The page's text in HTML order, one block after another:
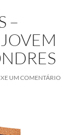
–
UM COMENTÁRIO